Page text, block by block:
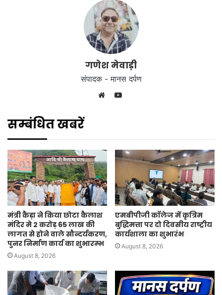
गणेश मेवाड़ी
संपादक - मानस दर्पण
YouTube
सम्बंधित खबरें
मंत्री कैड़ा ने किया छोटा कैलाश
मंदिर मे 2 करोड़ 65 लाख की
लागत से होने वाले सौन्दर्यकरण,
पुनर निर्माण कार्य का शुभारम्भ
August 8, 2026
एमबीपीजी कॉलेज में कृत्रिम
बुद्धिमत्ता पर दो दिवसीय राष्ट्रीय
कार्यशाला का शुभारंभ
August 8, 2026